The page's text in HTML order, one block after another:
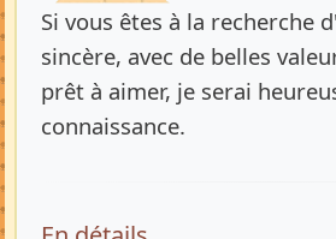
Si vous êtes à la recherche
sincère, avec de belles
prêt à aimer, je serai
connaissance.